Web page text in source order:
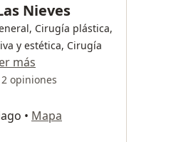
Nieves
Cirugía plástica,
y estética, Cirugía
más
2 opiniones
• Mapa